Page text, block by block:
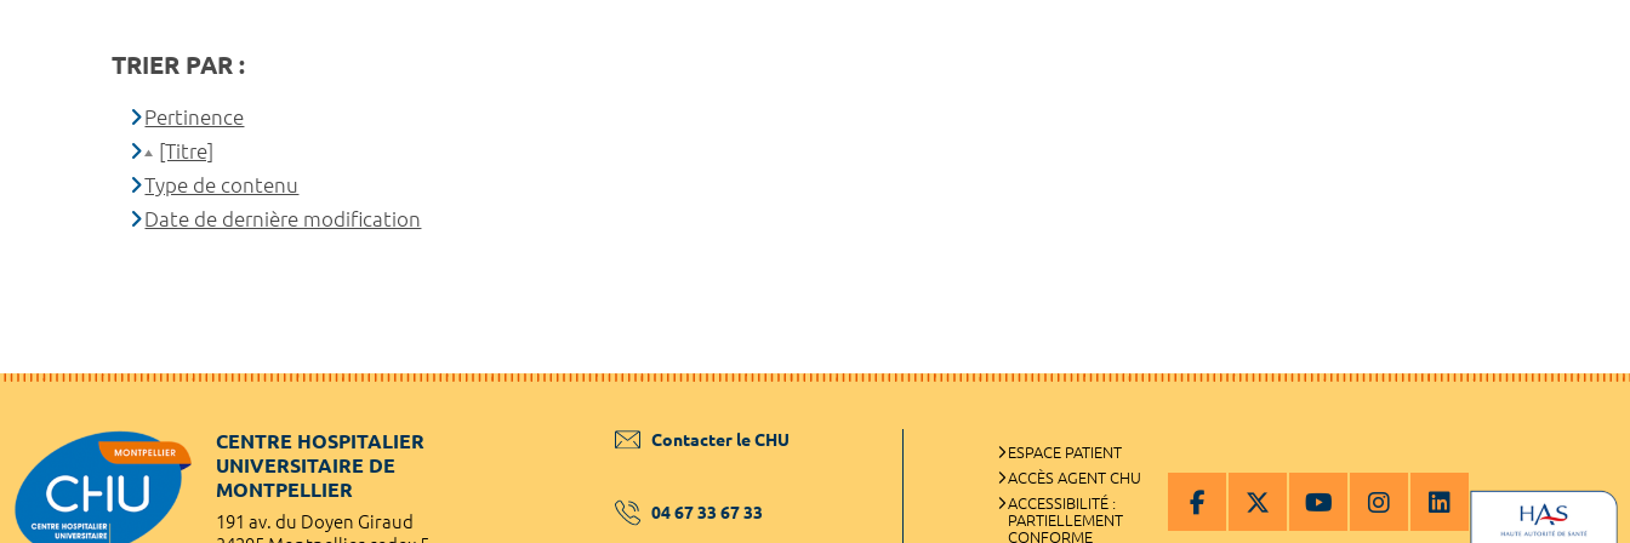
TRIER PAR :
Pertinence
[Titre]
Type de contenu
Date de dernière modification
CENTRE HOSPITALIER
UNIVERSITAIRE DE
MONTPELLIER
191 av. du Doyen Giraud
Contacter le CHU
04 67 33 67 33
ESPACE PATIENT
ACCÈS AGENT CHU
ACCESSIBILITÉ :
PARTIELLEMENT
CONFORME